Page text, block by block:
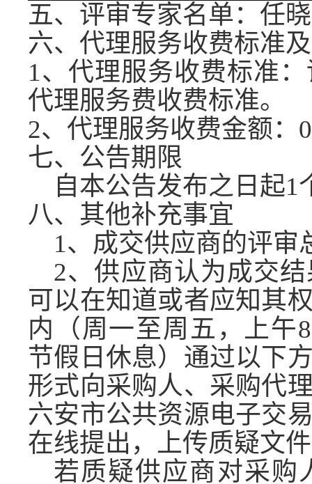
五、评审专家名单： 任
六、代理服务收费标准
1、代理服务收费标准
代理服务费收费标准。
2、代理服务收费金额：
七、公告期限
自本公告发布之日起1
八、其他补充事宜
1、成交供应商的评审
2、供应商认为成交
可以在知道或者应知其
内（周一至周五，上午
节假日休息）通过以下
形式向采购人、采购代
六安市公共资源电子交
在线提出，上传质疑文
若质疑供应商对采购